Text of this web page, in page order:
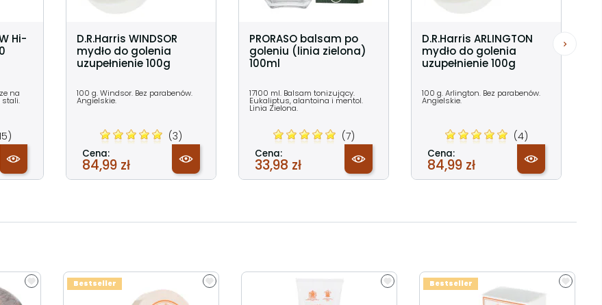
Hi-
na
stali.
D.R.Harris WINDSOR
mydło do golenia
uzupełnienie 100g
100 g. Windsor. Bez parabenów.
Angielskie.
(3)
Cena:
84,99 zł
PRORASO balsam po
goleniu (linia zielona)
100ml
17100 ml. Balsam tonizujący.
Eukaliptus, alantoina i mentol.
Linia Zielona.
(7)
Cena:
33,98 zł
D.R.Harris ARLINGTON
mydło do golenia
uzupełnienie 100g
100 g. Arlington. Bez parabenów.
Angielskie.
(4)
Cena:
84,99 zł
Bestseller Bestseller